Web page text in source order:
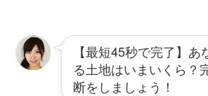
【最短45秒で完了】
る土地はいまいくら？
断をしましょう！